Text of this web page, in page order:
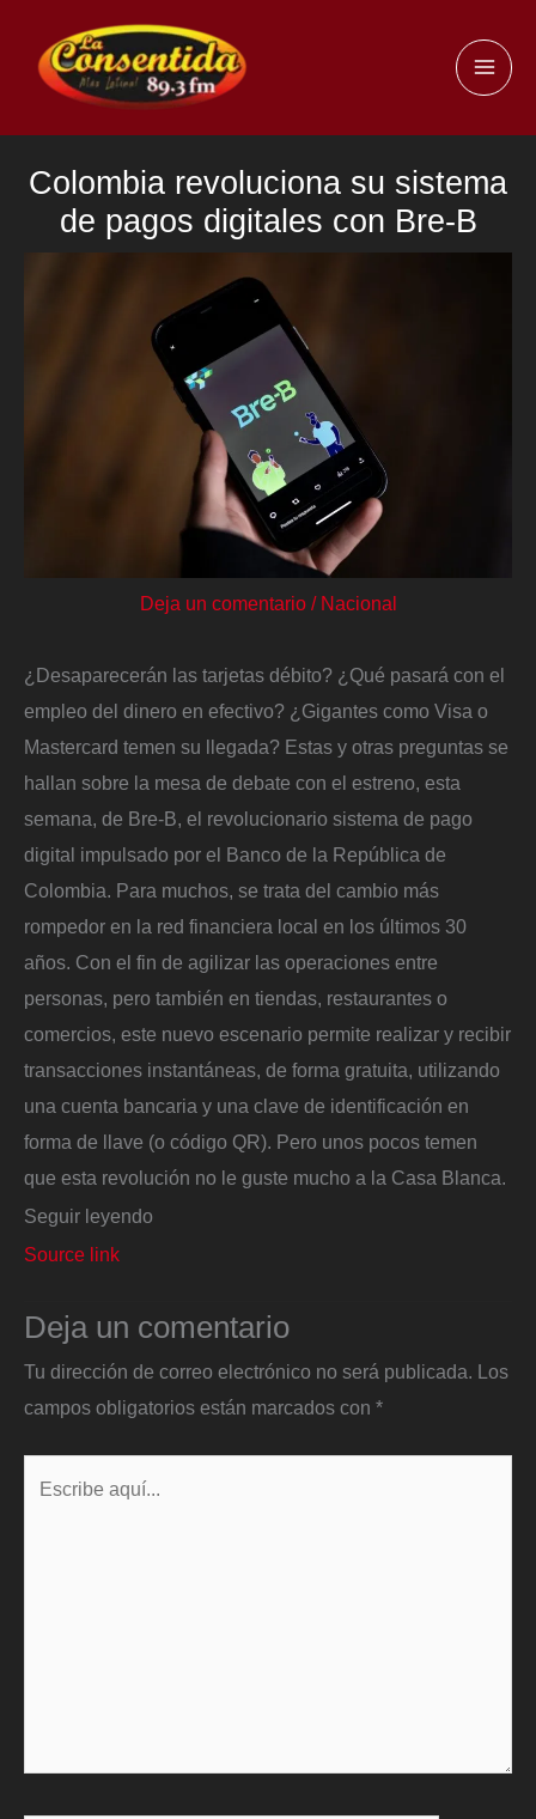
contenido
Colombia revoluciona su sistema
de pagos digitales con Bre-B
Deja un comentario / Nacional
¿Desaparecerán las tarjetas débito? ¿Qué pasará con el
empleo del dinero en efectivo? ¿Gigantes como Visa o
Mastercard temen su llegada? Estas y otras preguntas se
hallan sobre la mesa de debate con el estreno, esta
semana, de Bre-B, el revolucionario sistema de pago
digital impulsado por el Banco de la República de
Colombia. Para muchos, se trata del cambio más
rompedor en la red financiera local en los últimos 30
años. Con el fin de agilizar las operaciones entre
personas, pero también en tiendas, restaurantes o
comercios, este nuevo escenario permite realizar y recibir
transacciones instantáneas, de forma gratuita, utilizando
una cuenta bancaria y una clave de identificación en
forma de llave (o código QR). Pero unos pocos temen
que esta revolución no le guste mucho a la Casa Blanca.
Seguir leyendo
Source link
Deja un comentario
Tu dirección de correo electrónico no será publicada. Los
campos obligatorios están marcados con *